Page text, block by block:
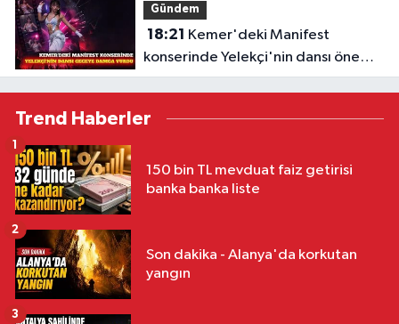
Gündem
18:21
konserinde Yelekçi'nin dansı öne
çıktı
Trend Haberler
150 bin TL mevduat faiz getirisi
banka banka liste
1
Son dakika - Alanya'da korkutan
yangın
2
3